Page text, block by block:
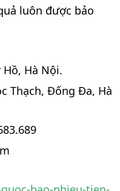
luôn được bảo
Hồ, Hà Nội.
Thạch, Đống Đa, Hà